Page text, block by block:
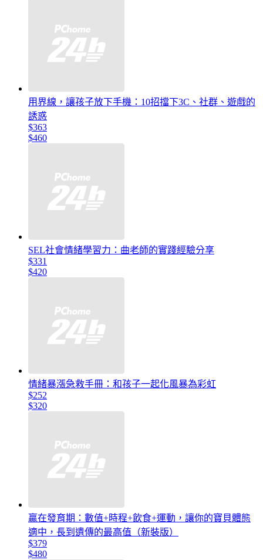
用界線，讓孩子放下手機：10招擋下3C、社群、遊戲的
誘惑
$363
$460
SEL社會情緒學習力：曲老師的實踐經驗分享
$331
$420
情緒暴漲急救手冊：和孩子一起化風暴為彩虹
$252
$320
贏在發育期：數值+時程+飲食+運動，讓你的寶貝體態
適中，長到遺傳的最高值（新裝版）
$379
$480